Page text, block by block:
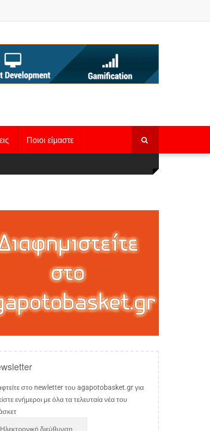
Ποιοι είμαστε
στο newletter του agapotobasket.gr για
ενήμεροι με όλα τα τελευταία νέα του